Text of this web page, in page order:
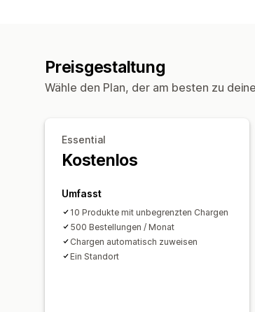
Preisgestaltung
Wähle den Plan, der am besten zu
Essential
Kostenlos
Umfasst
10 Produkte mit unbegrenzten Chargen
500 Bestellungen / Monat
Chargen automatisch zuweisen
Ein Standort